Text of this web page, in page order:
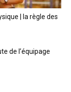
| la règle des
de l’équipage